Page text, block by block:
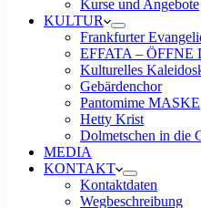
Kurse und Angebote
KULTUR
Frankfurter
EFFATA – ÖFFNE
Kulturelles
Gebärdenchor
Pantomime MASKE
Hetty Krist
Dolmetschen in die
MEDIA
KONTAKT
Kontaktdaten
Wegbeschreibung